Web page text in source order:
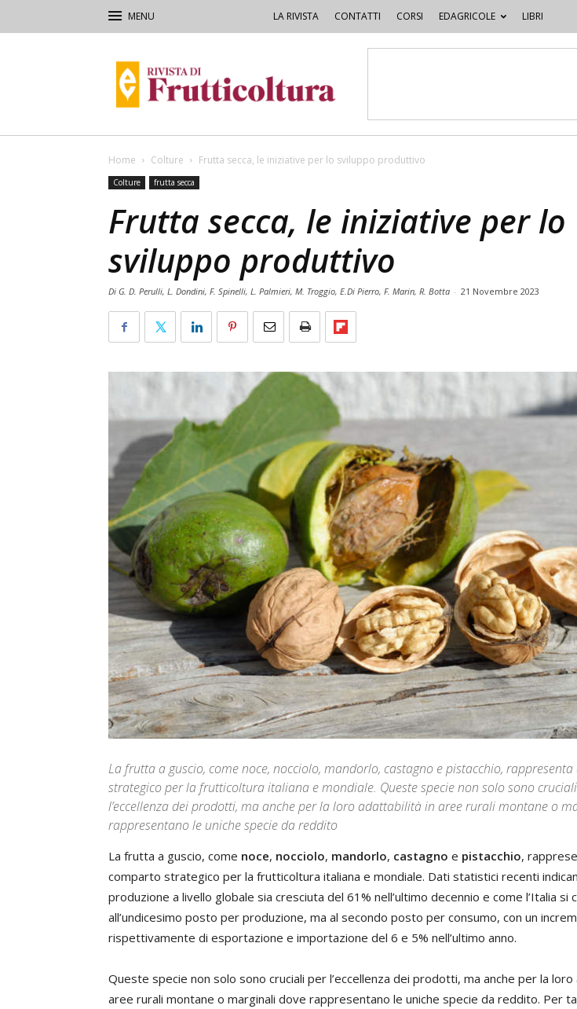
LA RIVISTA CONTATTI CORSI EDAGRICOLE LIBRI
di
Frutticoltura
Home Colture Frutta secca, le iniziative per lo sviluppo produttivo
Colture frutta secca
Frutta secca, le iniziative per lo
sviluppo produttivo
Di G. D. Perulli, L. Dondini, F. Spinelli, L. Palmieri, M. Troggio, E.Di Pierro, F. Marin, R. Botta - 21 Novembre 2023
La frutta a guscio, come noce, nocciolo, mandorlo, castagno e pistacchio,
strategico per la frutticoltura italiana e mondiale. Queste specie non solo sono
l’eccellenza dei prodotti, ma anche per la loro adattabilità in aree rurali montane o
rappresentano le uniche specie da reddito
La frutta a guscio, come noce, nocciolo, mandorlo, castagno e pistacchio,
comparto strategico per la frutticoltura italiana e mondiale. Dati statistici recenti
produzione a livello globale sia cresciuta del 61% nell’ultimo decennio e come l’Italia si
all’undicesimo posto per produzione, ma al secondo posto per consumo, con un
rispettivamente di esportazione e importazione del 6 e 5% nell’ultimo anno.
Queste specie non solo sono cruciali per l’eccellenza dei prodotti, ma anche per la
aree rurali montane o marginali dove rappresentano le uniche specie da reddito. Per